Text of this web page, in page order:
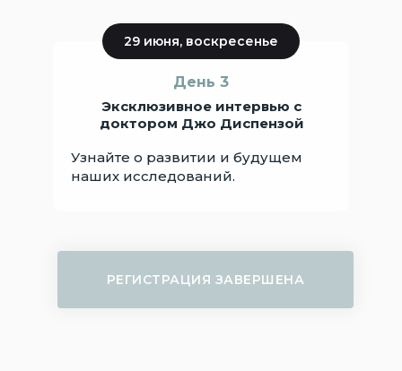
Узнайте о развитии и будущем
наших исследований.
Эксклюзивное интервью с
доктором Джо Диспензой
29 июня, воскресенье
День 3
РЕГИСТРАЦИЯ ЗАВЕРШЕНА